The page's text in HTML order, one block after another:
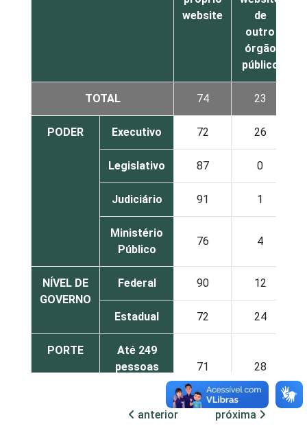
website
de
outro
órgão
público
TOTAL 74 23
PODER Executivo 72 26
Legislativo 87 0
Judiciário 91 1
Ministério
Público
76 4
NÍVEL DE
GOVERNO
Federal 90 12
Estadual 72 24
PORTE
Até 249
pessoas
71 28
De 250 ou
anterior próxima